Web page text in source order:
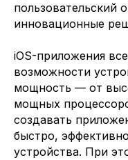
пользовательский
инновационные
iOS-приложения
возможности
мощность — от
мощных
создавать
быстро,
устройства. При